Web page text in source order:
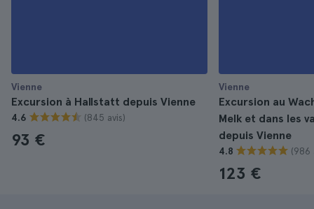
Vienne
Excursion à Hallstatt depuis Vienne
4.6 (845 avis)
93 €
Vienne
Excursion au
Melk et dans les
depuis Vienne
4.8 (986
123 €